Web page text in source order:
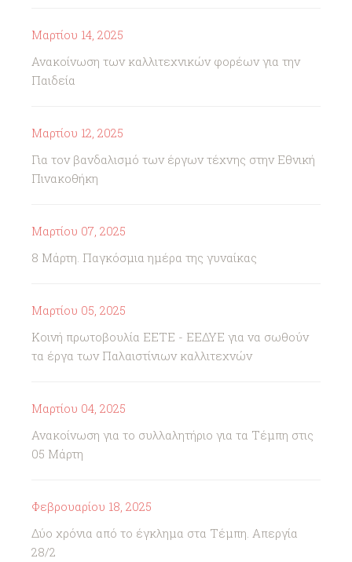
Μαρτίου 14, 2025
Ανακοίνωση των καλλιτεχνικών φορέων για την
Παιδεία
Μαρτίου 12, 2025
Για τον βανδαλισμό των έργων τέχνης στην Εθνική
Πινακοθήκη
Μαρτίου 07, 2025
8 Μάρτη. Παγκόσμια ημέρα της γυναίκας
Μαρτίου 05, 2025
Κοινή πρωτοβουλία ΕΕΤΕ - ΕΕΔΥΕ για να σωθούν
τα έργα των Παλαιστίνιων καλλιτεχνών
Μαρτίου 04, 2025
Ανακοίνωση για το συλλαλητήριο για τα Τέμπη στις
05 Μάρτη
Φεβρουαρίου 18, 2025
Δύο χρόνια από το έγκλημα στα Τέμπη. Απεργία
28/2